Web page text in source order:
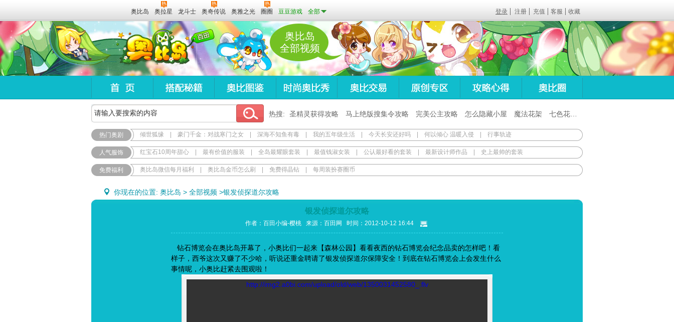
奥比岛 奥拉星 龙斗士 奥奇传说 奥雅之光 圈圈 豆豆游戏 全部 登录 注册 充值 客服 收藏
奥比岛
全部视频
热搜: 圣精灵获得攻略 马上绝版搜集令攻略 完美公主攻略 怎么隐藏小屋 魔法花架 七色花在哪
热门奥剧 倾世狐缘 豪门千金：对战寒门之女 深海不知鱼有毒 我的五年级生活 今天长安还好吗 何以倾心 温暖入侵 行事轨迹
人气服饰 红宝石10周年甜心 最有价值的服装 全岛最耀眼套装 最值钱淑女装 公认最好看的套装 最新设计师作品 史上最帅的套装
免费福利 奥比岛微信每月福利 奥比岛金币怎么刷 免费得晶钻 每周装扮赛圈币
你现在的位置: 奥比岛 > 全部视频 >银发侦探道尔攻略
银发侦探道尔攻略
作者：百田小编-樱桃 来源： 百田网 时间：2012-10-12 16:44
钻石博览会在奥比岛开幕了，小奥比们一起来【森林公园】看看夜西的钻石博览会纪念品卖的怎样吧！看
样子，西爷这次又赚了不少哈，听说还重金聘请了银发侦探道尔保障安全！到底在钻石博览会上会发生什么
事情呢，小奥比赶紧去围观啦！
http://img2.a0bi.com/upload/old/web/1350031452580_.flv